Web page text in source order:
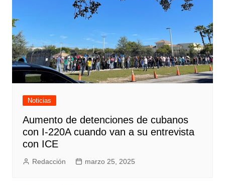
Noticias
Aumento de detenciones de cubanos
con I-220A cuando van a su entrevista
con ICE
Redacción marzo 25, 2025